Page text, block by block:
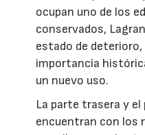
ocupan uno de los
conservados,
estado de deterioro,
importancia
un nuevo uso.
La parte trasera y
encuentran con los